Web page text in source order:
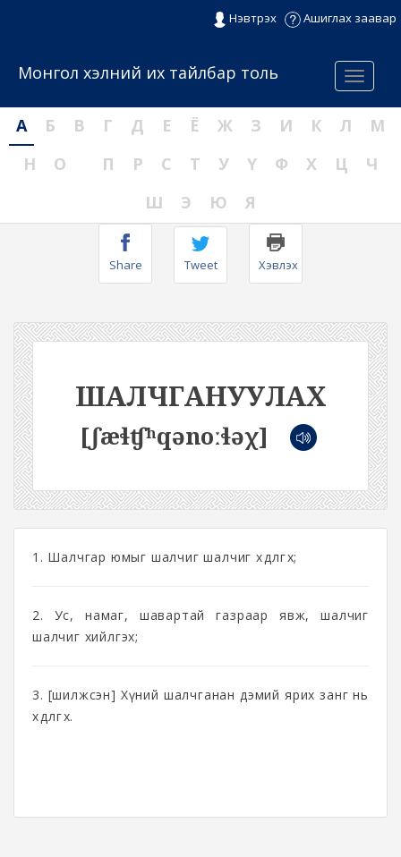
Нэвтрэх Ашиглах заавар
Menu
Монгол хэлний их тайлбар толь
А Б В Г Д Е Ё Ж З И К Л
М
Н
О П Р С Т У Ү Ф Х Ц
Ч
Ш
Э Ю Я
Share Tweet Хэвлэх
ШАЛЧГАНУУЛАХ
[ʃæɬʧʰqənoːɬəχ]
1. Шалчгар юмыг шалчиг шалчиг хөдөлгөх;
2. Ус, намаг, шавартай газраар явж, шалчиг
шалчиг хийлгэх;
3. [шилжсэн] Хүний шалчганан дэмий ярих занг нь
хөдөлгөх.